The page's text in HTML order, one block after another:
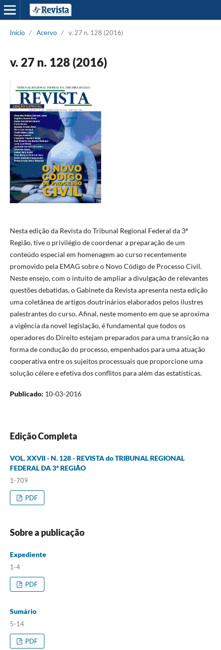
Início / Acervo / v. 27 n. 128 (2016)
v. 27 n. 128 (2016)
Nesta edição da Revista do Tribunal Regional Federal da 3ª
Região, tive o privilégio de coordenar a preparação de um
conteúdo especial em homenagem ao curso recentemente
promovido pela EMAG sobre o Novo Código de Processo Civil.
Neste ensejo, com o intuito de ampliar a divulgação de relevantes
questões debatidas, o Gabinete da Revista apresenta nesta edição
uma coletânea de artigos doutrinários elaborados pelos ilustres
palestrantes do curso. Afinal, neste momento em que se aproxima
a vigência da novel legislação, é fundamental que todos os
operadores do Direito estejam preparados para uma transição na
forma de condução do processo, empenhados para uma atuação
cooperativa entre os sujeitos processuais que proporcione uma
solução célere e efetiva dos conflitos para além das estatísticas.
Publicado: 10-03-2016
Edição Completa
VOL. XXVII - N. 128 - REVISTA do TRIBUNAL REGIONAL
FEDERAL DA 3ª REGIÃO
1-709
PDF
Sobre a publicação
Expediente
1-4
PDF
Sumário
5-14
PDF